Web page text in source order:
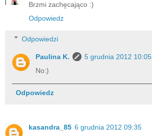
Brzmi zachęcająco :)
Odpowiedz
Odpowiedzi
Paulina K.
5 grudnia 2012 10:05
No:)
Odpowiedz
kasandra_85 6 grudnia 2012 09:35